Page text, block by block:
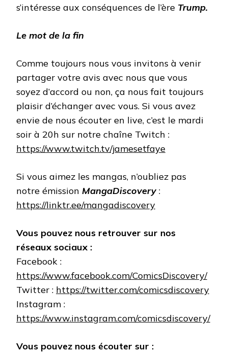
s’intéresse aux conséquences de l’ère Trump.
Le mot de la fin
Comme toujours nous vous invitons à venir
partager votre avis avec nous que vous
soyez d’accord ou non, ça nous fait toujours
plaisir d’échanger avec vous. Si vous avez
envie de nous écouter en live, c’est le mardi
soir à 20h sur notre chaîne Twitch :
https://www.twitch.tv/jamesetfaye
Si vous aimez les mangas, n’oubliez pas
notre émission MangaDiscovery:
https://linktr.ee/mangadiscovery
Vous pouvez nous retrouver sur nos
réseaux sociaux :
Facebook :
https://www.facebook.com/ComicsDiscovery/
Twitter : https://twitter.com/comicsdiscovery
Instagram :
https://www.instagram.com/comicsdiscovery/
Vous pouvez nous écouter sur :